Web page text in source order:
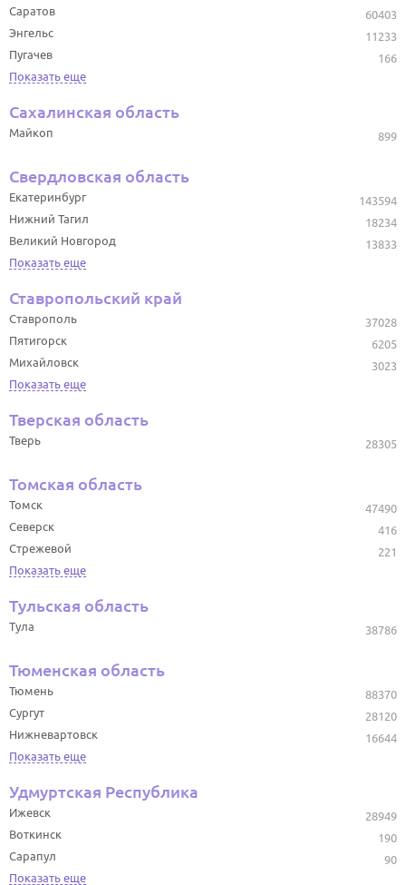
60403
Саратов
11233
Энгельс
166
Пугачев
Показать еще
Сахалинская область
899
Майкоп
Свердловская область
143594
Екатеринбург
18234
Нижний Тагил
13833
Великий Новгород
Показать еще
Ставропольский край
37028
Ставрополь
6205
Пятигорск
3023
Михайловск
Показать еще
Тверская область
28305
Тверь
Томская область
47490
Томск
416
Северск
221
Стрежевой
Показать еще
Тульская область
38786
Тула
Тюменская область
88370
Тюмень
28120
Сургут
16644
Нижневартовск
Показать еще
Удмуртская Республика
28949
Ижевск
190
Воткинск
90
Сарапул
Показать еще